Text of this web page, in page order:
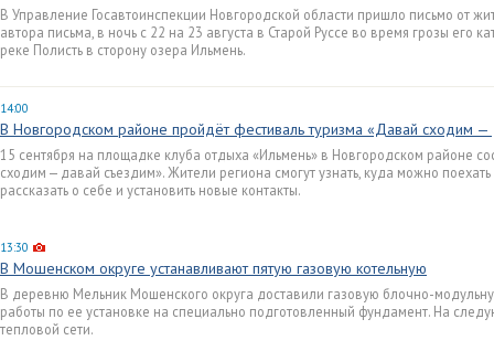
В Управление Госавтоинспекции Новгородской области пришло письмо от
автора письма, в ночь с 22 на 23 августа в Старой Руссе во время грозы его
реке Полисть в сторону озера Ильмень.
14:00
В Новгородском районе пройдёт фестиваль туризма «Давай сходим —
15 сентября на площадке клуба отдыха «Ильмень» в Новгородском районе
сходим — давай съездим». Жители региона смогут узнать, куда можно
рассказать о себе и установить новые контакты.
13:30
В Мошенском округе устанавливают пятую газовую котельную
В деревню Мельник Мошенского округа доставили газовую блочно-
работы по ее установке на специально подготовленный фундамент. На
тепловой сети.